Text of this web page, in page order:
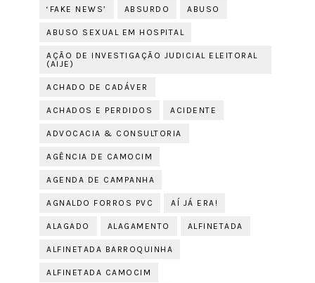
‘FAKE NEWS’ ABSURDO ABUSO
ABUSO SEXUAL EM HOSPITAL
AÇÃO DE INVESTIGAÇÃO JUDICIAL ELEITORAL
(AIJE)
ACHADO DE CADÁVER
ACHADOS E PERDIDOS ACIDENTE
ADVOCACIA & CONSULTORIA
AGÊNCIA DE CAMOCIM
AGENDA DE CAMPANHA
AGNALDO FORROS PVC AÍ JÁ ERA!
ALAGADO ALAGAMENTO ALFINETADA
ALFINETADA BARROQUINHA
ALFINETADA CAMOCIM